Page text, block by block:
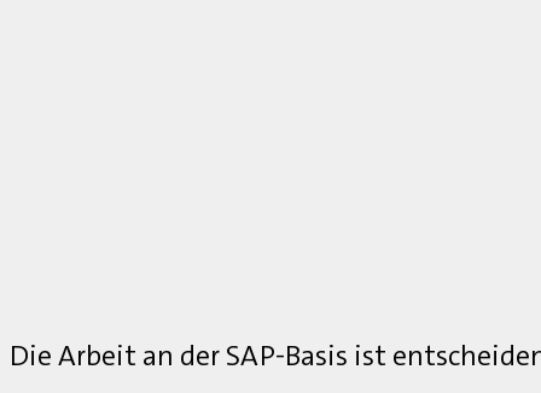
Die Arbeit an der SAP-Basis ist